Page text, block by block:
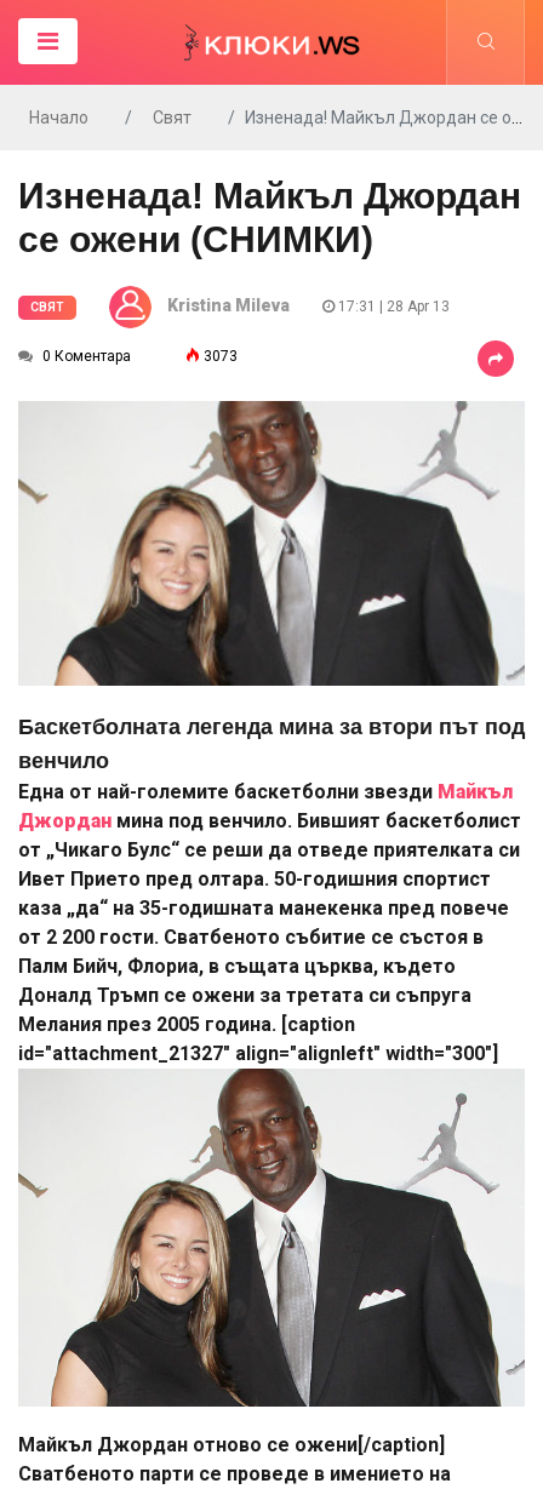
Начало Свят Изненада! Майкъл Джордан се ожени (СНИМКИ)
Изненада! Майкъл Джордан
се ожени (СНИМКИ)
СВЯТ Kristina Mileva 17:31 | 28 Apr 13
0 Коментара 3073
Баскетболната легенда мина за втори път под
венчило
Една от най-големите баскетболни звезди Майкъл
Джордан мина под венчило. Бившият баскетболист
от „Чикаго Булс“ се реши да отведе приятелката си
Ивет Прието пред олтара. 50-годишния спортист
каза „да“ на 35-годишната манекенка пред повече
от 2 200 гости. Сватбеното събитие се състоя в
Палм Бийч, Флориа, в същата църква, където
Доналд Тръмп се ожени за третата си съпруга
Мелания през 2005 година. [caption
id="attachment_21327" align="alignleft" width="300"]
Майкъл Джордан отново се ожени[/caption]
Сватбеното парти се проведе в имението на